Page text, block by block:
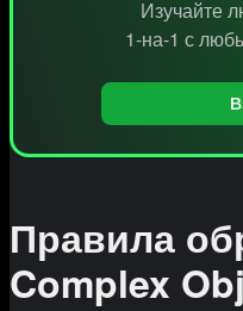
Изучайте
1-на-1 с
Правила
Complex